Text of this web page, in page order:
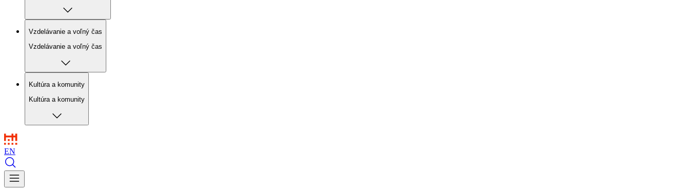
Vzdelávanie a voľný čas
Vzdelávanie a voľný čas
Kultúra a komunity
Kultúra a komunity
EN